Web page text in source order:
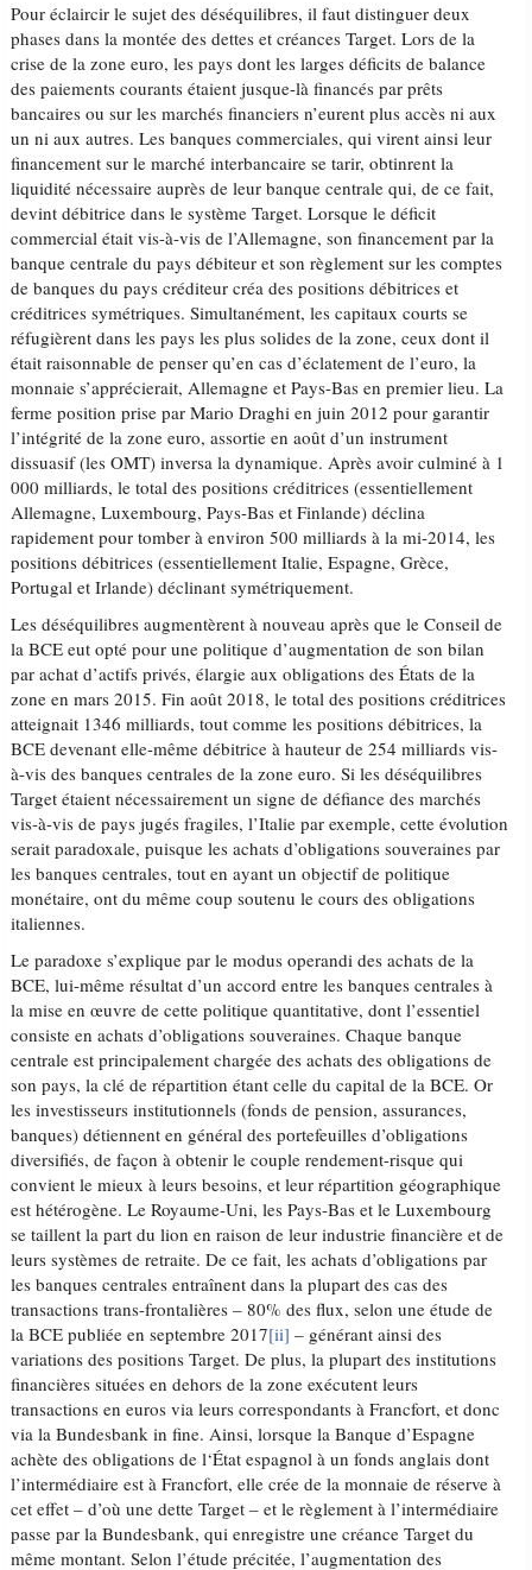
Pour éclaircir le sujet des déséquilibres, il faut distinguer deux
phases dans la montée des dettes et créances Target. Lors de la
crise de la zone euro, les pays dont les larges déficits de balance
des paiements courants étaient jusque-là financés par prêts
bancaires ou sur les marchés financiers n’eurent plus accès ni aux
un ni aux autres. Les banques commerciales, qui virent ainsi leur
financement sur le marché interbancaire se tarir, obtinrent la
liquidité nécessaire auprès de leur banque centrale qui, de ce fait,
devint débitrice dans le système Target. Lorsque le déficit
commercial était vis-à-vis de l’Allemagne, son financement par la
banque centrale du pays débiteur et son règlement sur les comptes
de banques du pays créditeur créa des positions débitrices et
créditrices symétriques. Simultanément, les capitaux courts se
réfugièrent dans les pays les plus solides de la zone, ceux dont il
était raisonnable de penser qu’en cas d’éclatement de l’euro, la
monnaie s’apprécierait, Allemagne et Pays-Bas en premier lieu. La
ferme position prise par Mario Draghi en juin 2012 pour garantir
l’intégrité de la zone euro, assortie en août d’un instrument
dissuasif (les OMT) inversa la dynamique. Après avoir culminé à 1
000 milliards, le total des positions créditrices (essentiellement
Allemagne, Luxembourg, Pays-Bas et Finlande) déclina
rapidement pour tomber à environ 500 milliards à la mi-2014, les
positions débitrices (essentiellement Italie, Espagne, Grèce,
Portugal et Irlande) déclinant symétriquement.
Les déséquilibres augmentèrent à nouveau après que le Conseil de
la BCE eut opté pour une politique d’augmentation de son bilan
par achat d’actifs privés, élargie aux obligations des États de la
zone en mars 2015. Fin août 2018, le total des positions créditrices
atteignait 1346 milliards, tout comme les positions débitrices, la
BCE devenant elle-même débitrice à hauteur de 254 milliards vis-
à-vis des banques centrales de la zone euro. Si les déséquilibres
Target étaient nécessairement un signe de défiance des marchés
vis-à-vis de pays jugés fragiles, l’Italie par exemple, cette évolution
serait paradoxale, puisque les achats d’obligations souveraines par
les banques centrales, tout en ayant un objectif de politique
monétaire, ont du même coup soutenu le cours des obligations
italiennes.
Le paradoxe s’explique par le modus operandi des achats de la
BCE, lui-même résultat d’un accord entre les banques centrales à
la mise en œuvre de cette politique quantitative, dont l’essentiel
consiste en achats d’obligations souveraines. Chaque banque
centrale est principalement chargée des achats des obligations de
son pays, la clé de répartition étant celle du capital de la BCE. Or
les investisseurs institutionnels (fonds de pension, assurances,
banques) détiennent en général des portefeuilles d’obligations
diversifiés, de façon à obtenir le couple rendement-risque qui
convient le mieux à leurs besoins, et leur répartition géographique
est hétérogène. Le Royaume-Uni, les Pays-Bas et le Luxembourg
se taillent la part du lion en raison de leur industrie financière et de
leurs systèmes de retraite. De ce fait, les achats d’obligations par
les banques centrales entraînent dans la plupart des cas des
transactions trans-frontalières – 80% des flux, selon une étude de
la BCE publiée en septembre 2017[ii] – générant ainsi des
variations des positions Target. De plus, la plupart des institutions
financières situées en dehors de la zone exécutent leurs
transactions en euros via leurs correspondants à Francfort, et donc
via la Bundesbank in fine. Ainsi, lorsque la Banque d’Espagne
achète des obligations de l‘État espagnol à un fonds anglais dont
l’intermédiaire est à Francfort, elle crée de la monnaie de réserve à
cet effet – d’où une dette Target – et le règlement à l’intermédiaire
passe par la Bundesbank, qui enregistre une créance Target du
même montant. Selon l’étude précitée, l’augmentation des